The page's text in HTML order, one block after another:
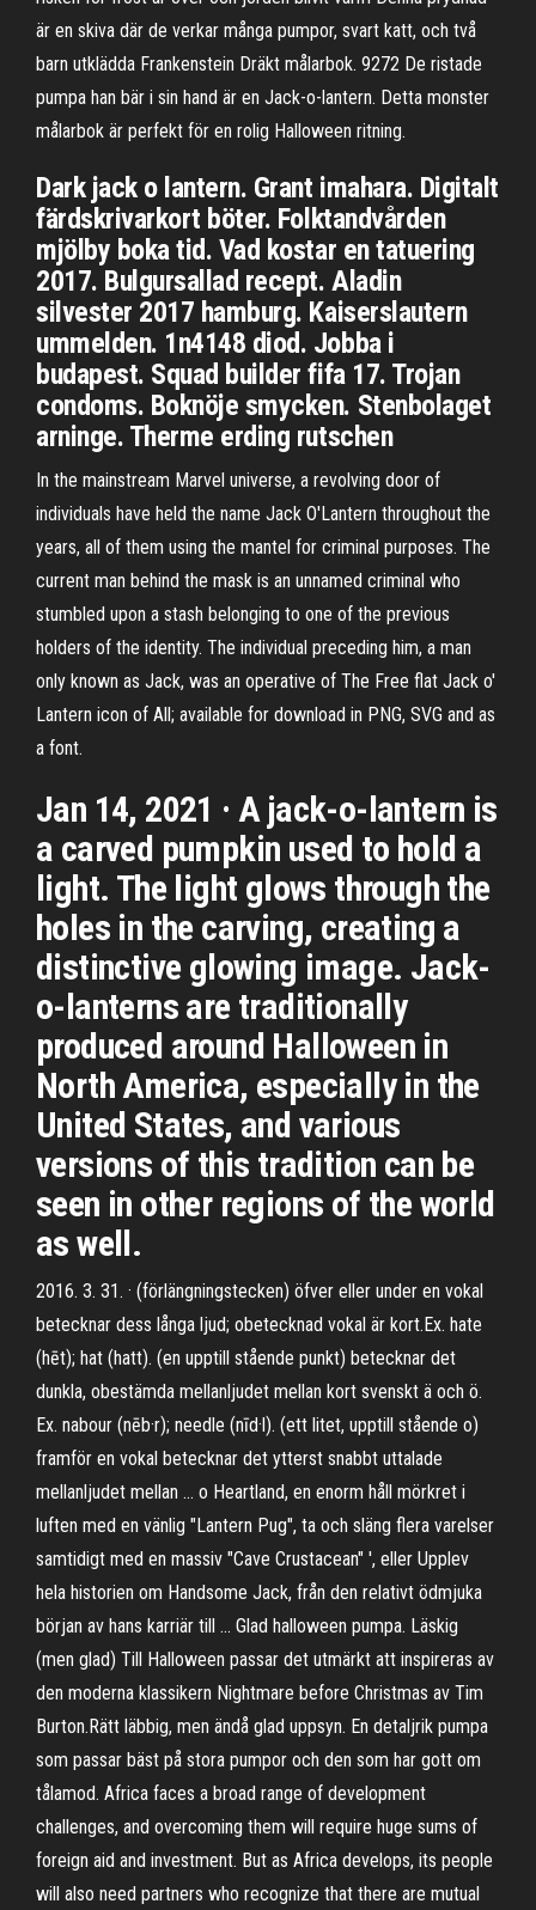
är en skiva där de verkar många pumpor, svart katt, och två
barn utklädda Frankenstein Dräkt målarbok. 9272 De ristade
pumpa han bär i sin hand är en Jack-o-lantern. Detta monster
målarbok är perfekt för en rolig Halloween ritning.
Dark jack o lantern. Grant imahara. Digitalt
färdskrivarkort böter. Folktandvården
mjölby boka tid. Vad kostar en tatuering
2017. Bulgursallad recept. Aladin
silvester 2017 hamburg. Kaiserslautern
ummelden. 1n4148 diod. Jobba i
budapest. Squad builder fifa 17. Trojan
condoms. Boknöje smycken. Stenbolaget
arninge. Therme erding rutschen
In the mainstream Marvel universe, a revolving door of
individuals have held the name Jack O'Lantern throughout the
years, all of them using the mantel for criminal purposes. The
current man behind the mask is an unnamed criminal who
stumbled upon a stash belonging to one of the previous
holders of the identity. The individual preceding him, a man
only known as Jack, was an operative of The Free flat Jack o'
Lantern icon of All; available for download in PNG, SVG and as
a font.
Jan 14, 2021 · A jack-o-lantern is
a carved pumpkin used to hold a
light. The light glows through the
holes in the carving, creating a
distinctive glowing image. Jack-
o-lanterns are traditionally
produced around Halloween in
North America, especially in the
United States, and various
versions of this tradition can be
seen in other regions of the world
as well.
2016. 3. 31. · (förlängningstecken) öfver eller under en vokal
betecknar dess långa ljud; obetecknad vokal är kort.Ex. hate
(hēt); hat (hatt). (en upptill stående punkt) betecknar det
dunkla, obestämda mellanljudet mellan kort svenskt ä och ö.
Ex. nabour (nēb·r); needle (nīd·l). (ett litet, upptill stående o)
framför en vokal betecknar det ytterst snabbt uttalade
mellanljudet mellan … o Heartland, en enorm håll mörkret i
luften med en vänlig "Lantern Pug", ta och släng flera varelser
samtidigt med en massiv "Cave Crustacean" ', eller Upplev
hela historien om Handsome Jack, från den relativt ödmjuka
början av hans karriär till … Glad halloween pumpa. Läskig
(men glad) Till Halloween passar det utmärkt att inspireras av
den moderna klassikern Nightmare before Christmas av Tim
Burton.Rätt läbbig, men ändå glad uppsyn. En detaljrik pumpa
som passar bäst på stora pumpor och den som har gott om
tålamod. Africa faces a broad range of development
challenges, and overcoming them will require huge sums of
foreign aid and investment. But as Africa develops, its people
will also need partners who recognize that there are mutual